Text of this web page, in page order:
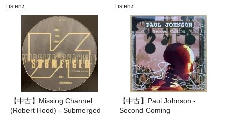
Listen♪ Listen♪
【中古】Missing Channel
(Robert Hood) - Submerged
【中古】Paul Johnson -
Second Coming